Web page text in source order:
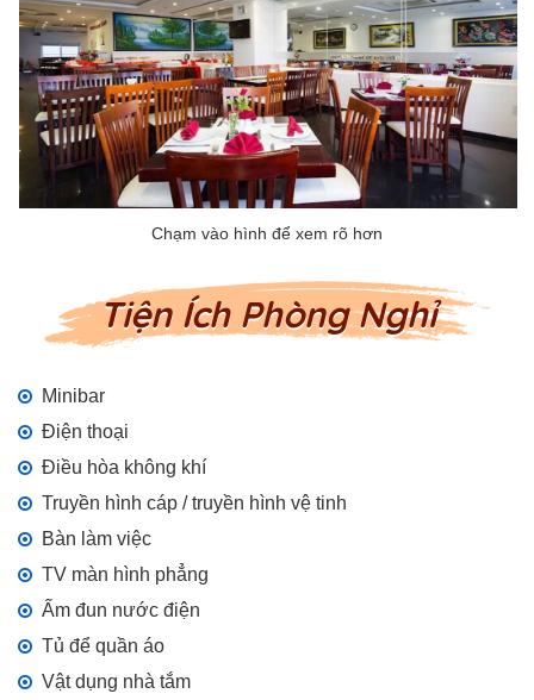
Tiện Ích Phòng Nghỉ
Minibar
Điện thoại
Điều hòa không khí
Truyền hình cáp / truyền hình vệ tinh
Bàn làm việc
TV màn hình phẳng
Ấm đun nước điện
Tủ để quần áo
Vật dụng nhà tắm